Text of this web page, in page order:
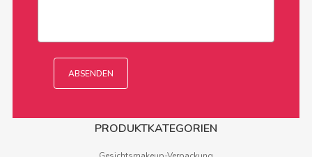
PRODUKTKATEGORIEN